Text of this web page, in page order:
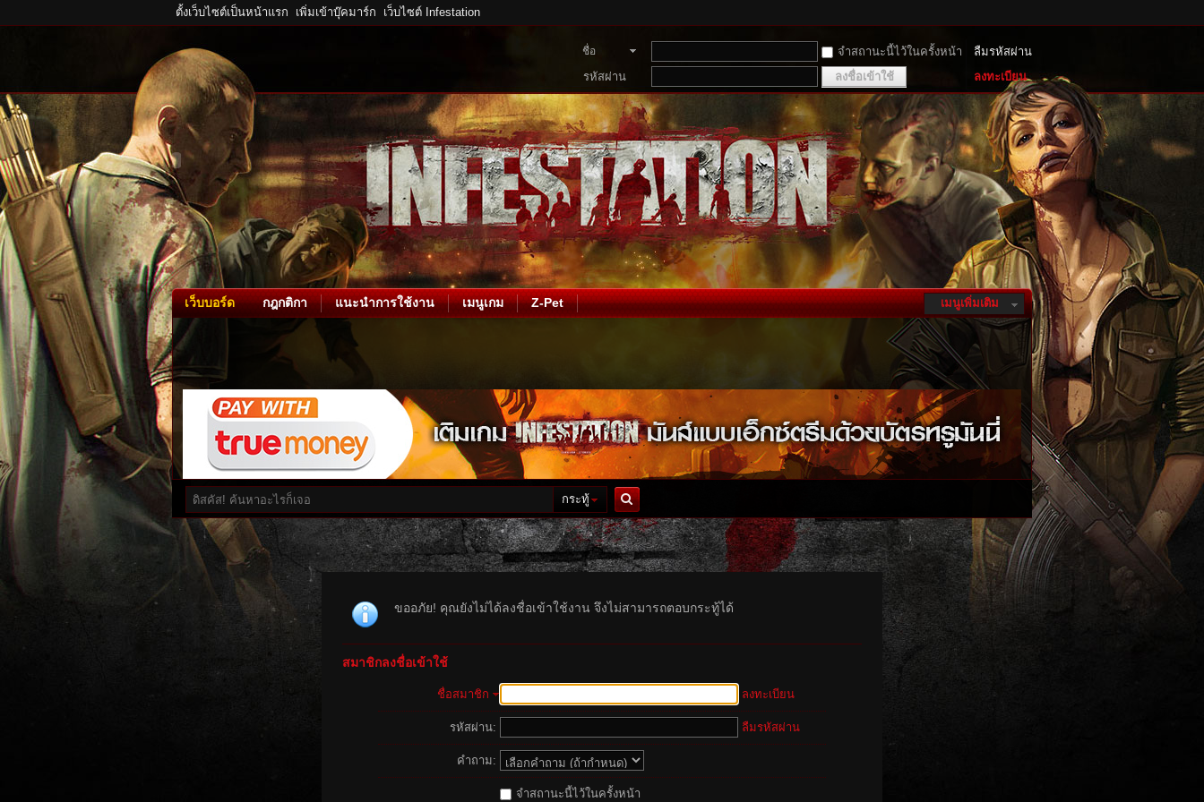
ตั้งเว็บไซต์เป็นหน้าแรก เพิ่มเข้าบุ๊คมาร์ก เว็บไซต์ Infestation
ชื่อ
สมาชิก
จำสถานะนี้ไว้ในครั้งหน้า
ลืมรหัสผ่าน
รหัสผ่าน
ลงชื่อเข้าใช้ ลงทะเบียน
เมนูเพิ่มเติม
เว็บบอร์ด กฎกติกา แนะนำการใช้งาน เมนูเกม Z-Pet
กระทู้
ค้นหา
ขออภัย! คุณยังไม่ได้ลงชื่อเข้าใช้งาน จึงไม่สามารถตอบกระทู้ได้
สมาชิกลงชื่อเข้าใช้
ชื่อสมาชิก ลงทะเบียน
รหัสผ่าน: ลืมรหัสผ่าน
คำถาม:
จำสถานะนี้ไว้ในครั้งหน้า